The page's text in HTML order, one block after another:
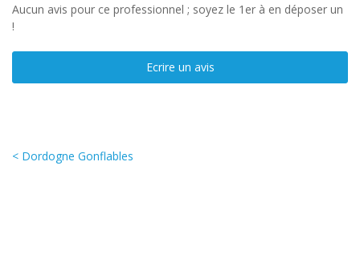
Aucun avis pour ce professionnel ; soyez le 1er à en déposer un
!
Ecrire un avis
< Dordogne Gonflables